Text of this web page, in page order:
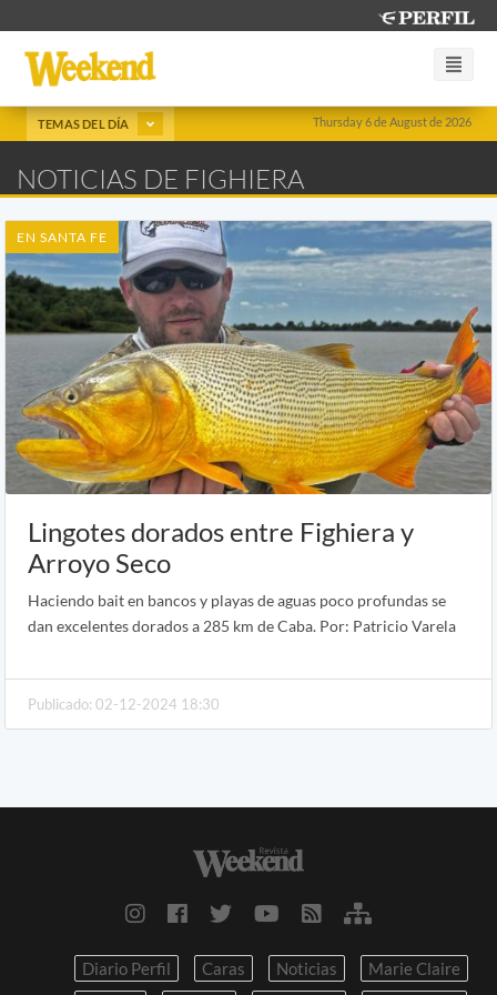
Thursday 6 de August de 2026
TEMAS DEL DÍA
NOTICIAS DE FIGHIERA
EN SANTA FE
Lingotes dorados entre Fighiera y
Arroyo Seco
Haciendo bait en bancos y playas de aguas poco profundas se
dan excelentes dorados a 285 km de Caba. Por: Patricio Varela
Publicado: 02-12-2024 18:30
Diario Perfil Caras Noticias
Marie Claire